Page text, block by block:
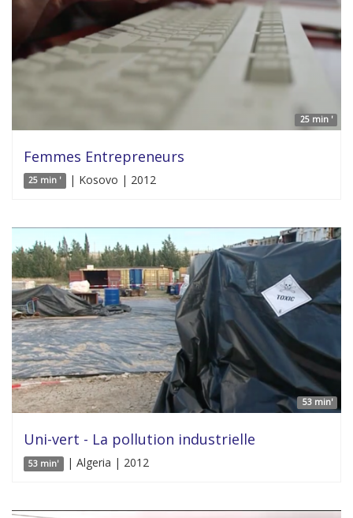
25 min '
Femmes Entrepreneurs
25 min ' | Kosovo | 2012
53 min'
Uni-vert - La pollution industrielle
53 min' | Algeria | 2012